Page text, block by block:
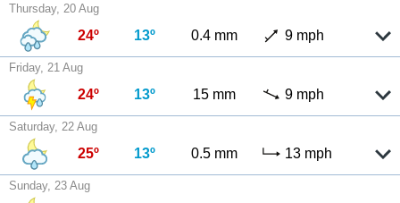
Thursday, 20 Aug
24º 13º 0.4 mm 9 mph
Friday, 21 Aug
24º 13º 15 mm 9 mph
Saturday, 22 Aug
25º 13º 0.5 mm 13 mph
Sunday, 23 Aug